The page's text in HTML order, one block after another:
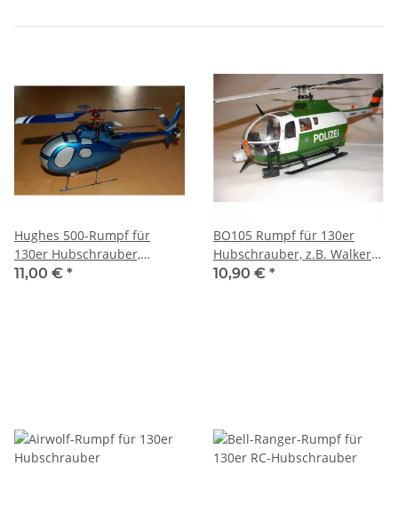
Hughes 500-Rumpf für
130er Hubschrauber,
z.B.Walkera4#3
11,00 € *
BO105 Rumpf für 130er
Hubschrauber, z.B. Walkera
4#3
10,90 € *